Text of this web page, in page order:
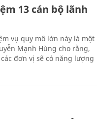
13 cán bộ lãnh
vụ quy mô lớn này là một
Mạnh Hùng cho rằng,
đơn vị sẽ có năng lượng